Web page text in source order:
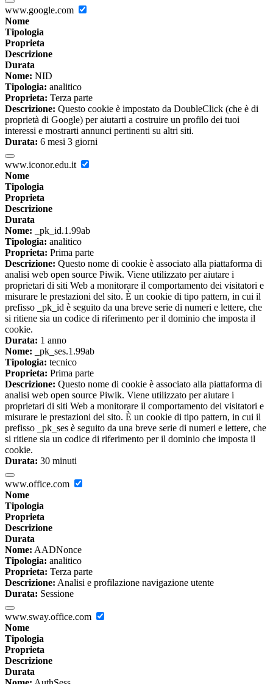
www.google.com
Nome
Tipologia
Proprieta
Descrizione
Durata
Nome: NID
Tipologia: analitico
Proprieta: Terza parte
Descrizione: Questo cookie è impostato da DoubleClick (che è di
proprietà di Google) per aiutarti a costruire un profilo dei tuoi
interessi e mostrarti annunci pertinenti su altri siti.
Durata: 6 mesi 3 giorni
www.iconor.edu.it
Nome
Tipologia
Proprieta
Descrizione
Durata
Nome: _pk_id.1.99ab
Tipologia: analitico
Proprieta: Prima parte
Descrizione: Questo nome di cookie è associato alla piattaforma di
analisi web open source Piwik. Viene utilizzato per aiutare i
proprietari di siti Web a monitorare il comportamento dei visitatori e
misurare le prestazioni del sito. È un cookie di tipo pattern, in cui il
prefisso _pk_id è seguito da una breve serie di numeri e lettere, che
si ritiene sia un codice di riferimento per il dominio che imposta il
cookie.
Durata: 1 anno
Nome: _pk_ses.1.99ab
Tipologia: tecnico
Proprieta: Prima parte
Descrizione: Questo nome di cookie è associato alla piattaforma di
analisi web open source Piwik. Viene utilizzato per aiutare i
proprietari di siti Web a monitorare il comportamento dei visitatori e
misurare le prestazioni del sito. È un cookie di tipo pattern, in cui il
prefisso _pk_ses è seguito da una breve serie di numeri e lettere, che
si ritiene sia un codice di riferimento per il dominio che imposta il
cookie.
Durata: 30 minuti
www.office.com
Nome
Tipologia
Proprieta
Descrizione
Durata
Nome: AADNonce
Tipologia: analitico
Proprieta: Terza parte
Descrizione: Analisi e profilazione navigazione utente
Durata: Sessione
www.sway.office.com
Nome
Tipologia
Proprieta
Descrizione
Durata